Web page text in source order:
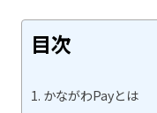
目次
かながわPayとは